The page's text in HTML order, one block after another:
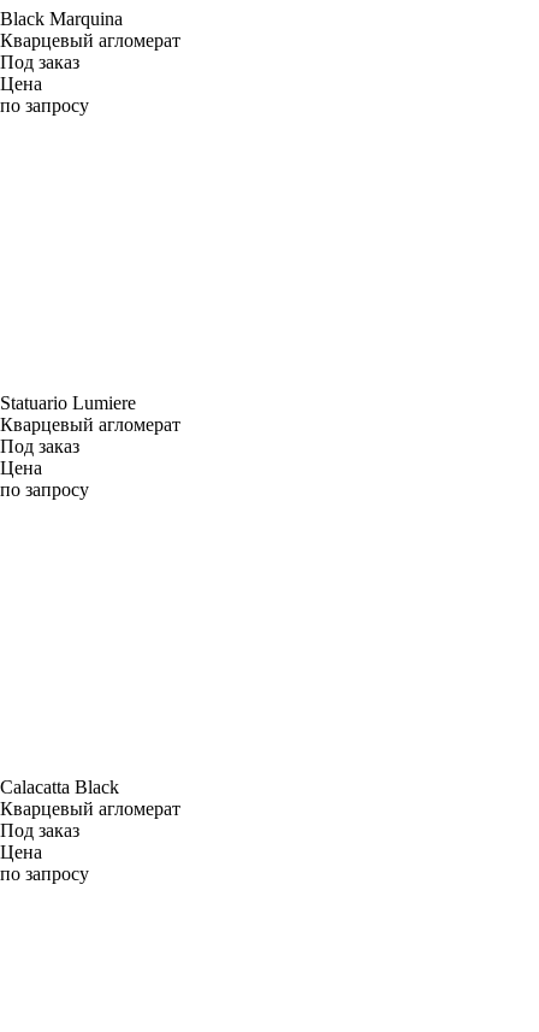
Black Marquina
Кварцевый агломерат
Под заказ
Цена
по запросу
Statuario Lumiere
Кварцевый агломерат
Под заказ
Цена
по запросу
Calacatta Black
Кварцевый агломерат
Под заказ
Цена
по запросу